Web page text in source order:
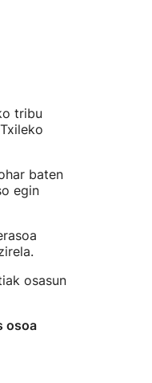
tribu
baten
egin
osasun
osoa